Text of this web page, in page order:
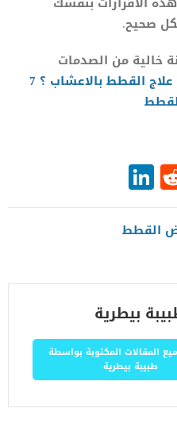
صحيح.
خالية من الصدمات
هل يمكن علاج القطط بالاعشاب ؟ 7
Reddit
القطط
المقالات المكتوبة بواسطة
طبيبة بيطرية